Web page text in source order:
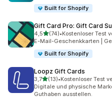
Built for Shopify
Gift Card Pro: Gift Card
4,5von 5 Sternen
(74)
74 Rezensionen insgesamt
•Kostenloser Test
E-Mail-Geschenkkarten |
Built for Shopify
Loopz Gift Cards
3,7von 5 Sternen
(13)
13 Rezensionen insgesamt
•Kostenloser Test
Digitale und physische
Guthaben ausstellen.